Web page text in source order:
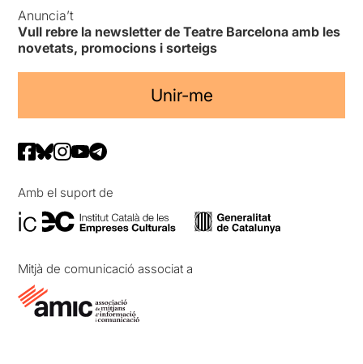
Anuncia’t
Vull rebre la newsletter de Teatre Barcelona amb les
novetats, promocions i sorteigs
Unir-me
Amb el suport de
Mitjà de comunicació associat a